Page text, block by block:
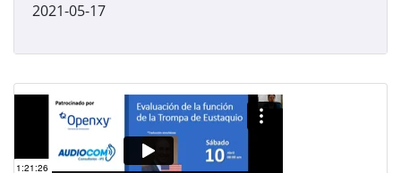
2021-05-17